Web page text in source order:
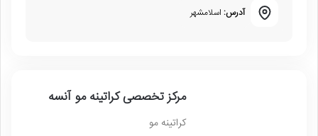
آدرس: اسلامشهر
مرکز تخصصی کراتینه مو آنسه
کراتینه مو